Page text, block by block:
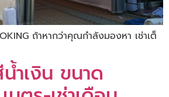
ถ้าหากว่าคุณกำลังมองหา เช่าเต็
ำเงิน ขนาด